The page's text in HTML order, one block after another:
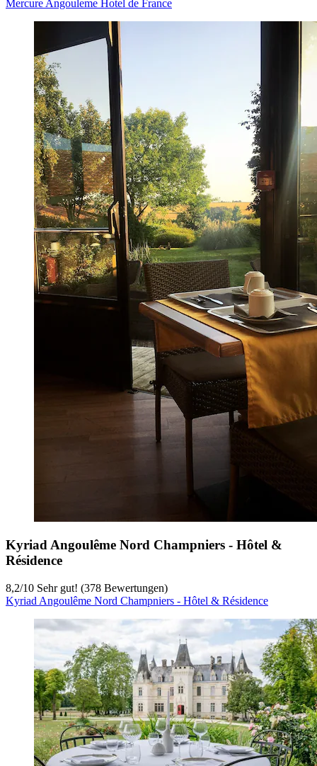
Mercure Angouleme Hotel de France
Kyriad Angoulême Nord Champniers - Hôtel &
Résidence
8,2/10 Sehr gut! (378 Bewertungen)
Kyriad Angoulême Nord Champniers - Hôtel & Résidence